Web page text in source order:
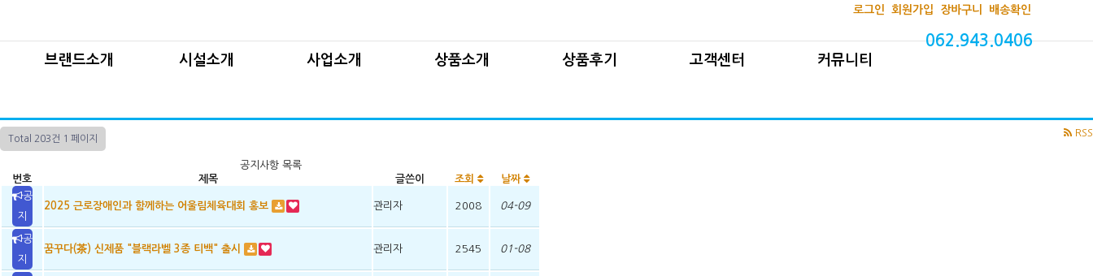
티백이야기
카리타스 법인소개
법인직영시설
임가공사업
재활프로그램
허브차
세트상품
제품구입안내
제조과정
공지사항
자유게시판
후원안내
보도자료
사진자료실
062.943.0406
로그인 회원가입 장바구니 배송확인
브랜드소개
티백이야기
시설소개
카리타스 법인소개
연혁 및 조직도
찾아오시는길
사업소개
임가공사업
상품소개
허브차
기타상품
상품후기 고객센터
제품구입안내
커뮤니티
자유게시판
동영상자료실
Total 203건 1 페이지
RSS
공지사항 목록
번호
제목 글쓴이 조회
날짜
공
지
2025 근로장애인과 함께하는 어울림체육대회 홍보 관리자 2008 04-09
공
지
꿈꾸다(茶) 신제품 "블랙라벨 3종 티백" 출시 관리자 2545 01-08